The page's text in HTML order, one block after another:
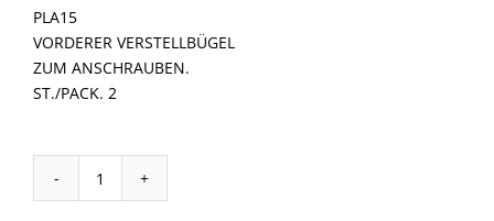
PLA15
VORDERER VERSTELLBÜGEL
ZUM ANSCHRAUBEN.
ST./PACK. 2
Zubehör